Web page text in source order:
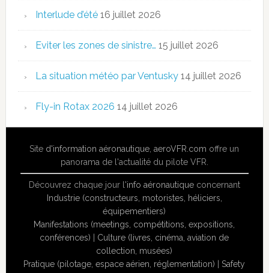
Interlude d’été 16 juillet 2026
Eviter les zones de sinistre… 15 juillet 2026
La situation météo par Ventusky 14 juillet 2026
Fly-in Rotax 2026 14 juillet 2026
Site d'information aéronautique ,aeroVFR.com offre un
panorama de l'actualité du pilote VFR.
Découvrez chaque jour l'info aéronautiqueconcernant
Industrie (constructeurs, motoristes, héliciers,
équipementiers)
Manifestations (meetings, compétitions, expositions,
conférences)
Culture (livres, cinéma, aviation de
collection, musées)
Pratique (pilotage, espace aérien, réglementation) |Safety